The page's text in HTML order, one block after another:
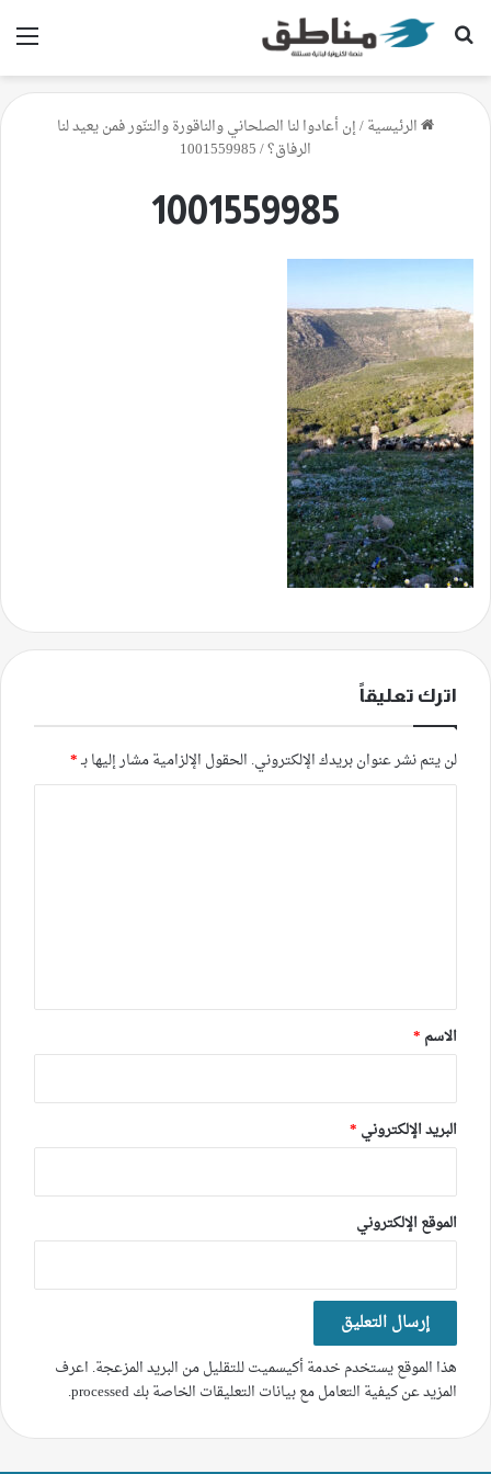
بحث عن
الرئيسية/إن أعادوا لنا الصلحاني والناقورة والتنّور فمن يعيد لنا
الرفاق؟/
1001559985
1001559985
اترك تعليقاً
لن يتم نشر عنوان بريدك الإلكتروني. الحقول الإلزامية مشار إليها بـ*
*
الاسم *
البريد الإلكتروني *
الموقع الإلكتروني
هذا الموقع يستخدم خدمة أكيسميت للتقليل من البريد المزعجة. اعرف
المزيد عن كيفية التعامل مع بيانات التعليقات الخاصة بك processed
.